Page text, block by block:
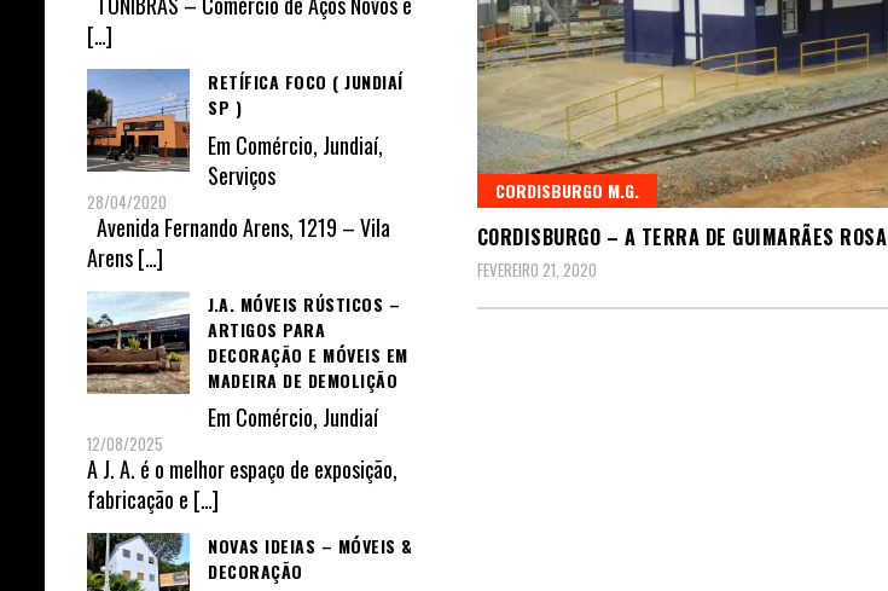
CORDISBURGO M.G.
CORDISBURGO – A TERRA DE GUIMARÃES ROSA
FEVEREIRO 21, 2020
[…]
RETÍFICA FOCO ( JUNDIAÍ
SP )
Em Comércio, Jundiaí,
Serviços
28/04/2020
Avenida Fernando Arens, 1219 – Vila
Arens[…]
J.A. MÓVEIS RÚSTICOS –
ARTIGOS PARA
DECORAÇÃO E MÓVEIS EM
MADEIRA DE DEMOLIÇÃO
Em Comércio, Jundiaí
12/08/2025
A J. A. é o melhor espaço de exposição,
fabricação e […]
NOVAS IDEIAS – MÓVEIS &
DECORAÇÃO